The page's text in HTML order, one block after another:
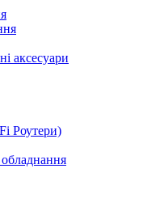
аксесуари
Роутери)